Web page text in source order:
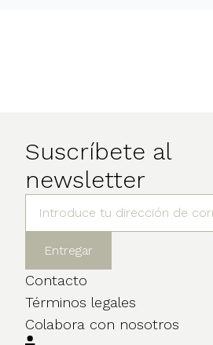
Suscríbete al
newsletter
Contacto
Términos legales
Colabora con nosotros